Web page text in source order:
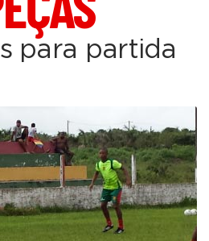
para partida